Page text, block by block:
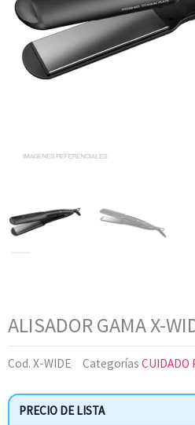
ALISADOR GAMA X-
Cod. X-WIDE Categorías CUIDADO
PRECIO DE LISTA